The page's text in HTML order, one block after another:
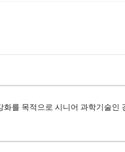
를 목적으로 시니어 과학기술인